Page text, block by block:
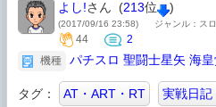
よし!さん (213位 )
(2017/09/16 23:58) ジャンル：ス
44
2
機種
パチスロ 聖闘士星矢 海
タグ： AT・ART・RT 実戦日記